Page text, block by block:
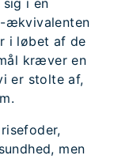
i en
ækvivalenten
i løbet af de
kræver en
er stolte af,
men